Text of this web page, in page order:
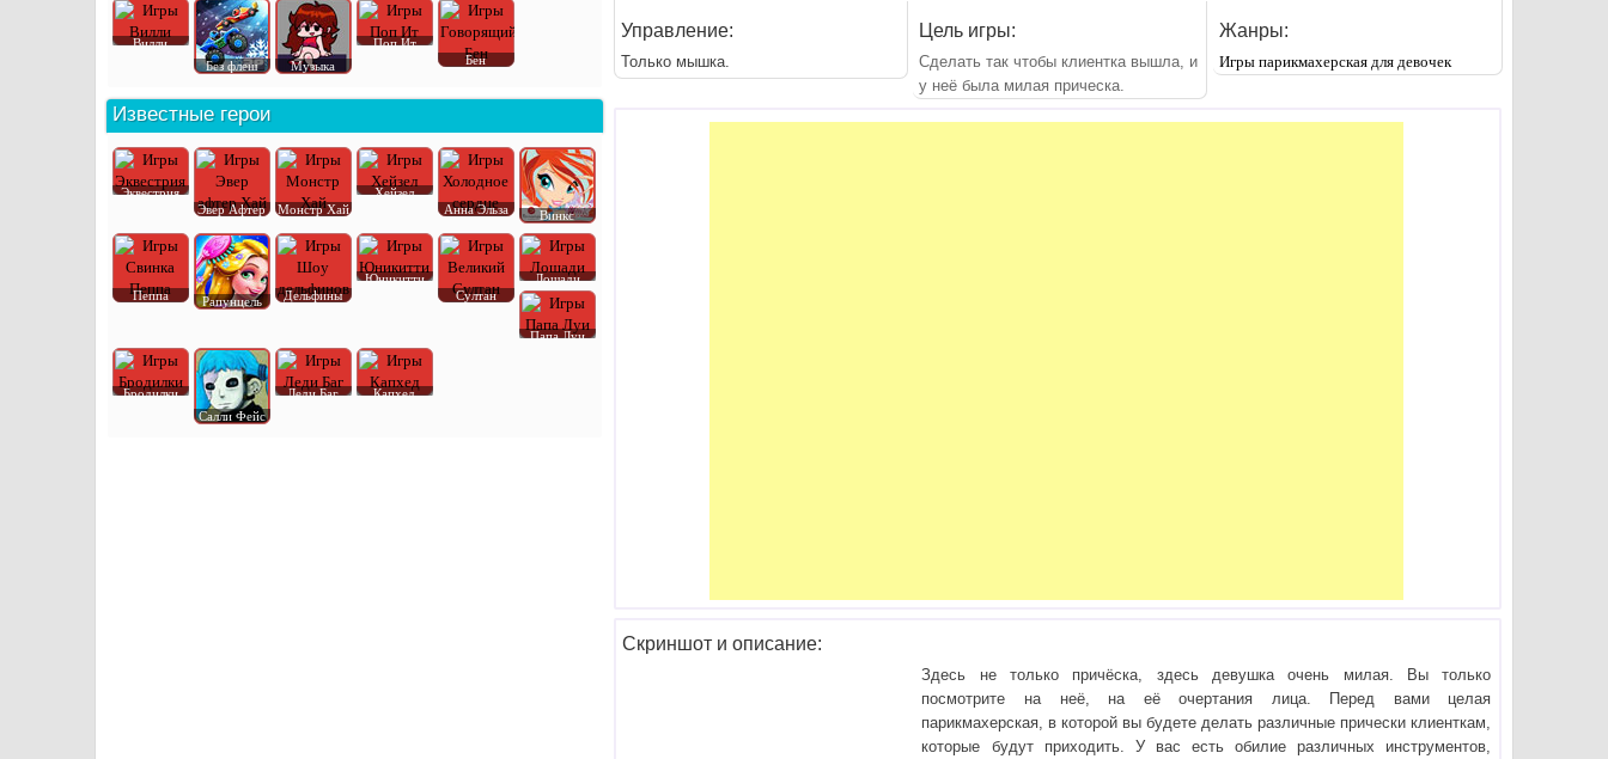
Управление:
Только мышка.
Цель игры:
Сделать так чтобы клиентка вышла, и
у неё была милая прическа.
Жанры:
Игры парикмахерская для девочек
Скриншот и описание:
Здесь не только причёска, здесь девушка очень милая. Вы только
посмотрите на неё, на её очертания лица. Перед вами целая
парикмахерская, в которой вы будете делать различные прически клиенткам,
которые будут приходить. У вас есть обилие различных инструментов,
Вилли
Без флеш
Музыка
Поп Ит
Бен
Известные герои
Эквестрия
Эвер Афтер
Монстр Хай
Хейзел
Анна Эльза
Винкс
Пеппа Рапунцель Дельфины
Юникитти
Султан
Лошади
Папа Луи
Бродилки
Салли Фейс
Леди Баг Капхед